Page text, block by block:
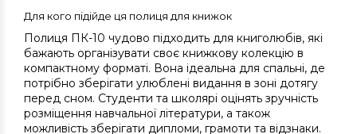
Для кого підійде ця полиця для книжок
Полиця ПК-10 чудово підходить для книголюбів, які
бажають організувати своє книжкову колекцію в
компактному форматі. Вона ідеальна для спальні, де
потрібно зберігати улюблені видання в зоні дотягу
перед сном. Студенти та школярі оцінять зручність
розміщення навчальної літератури, а також
можливість зберігати дипломи, грамоти та відзнаки.